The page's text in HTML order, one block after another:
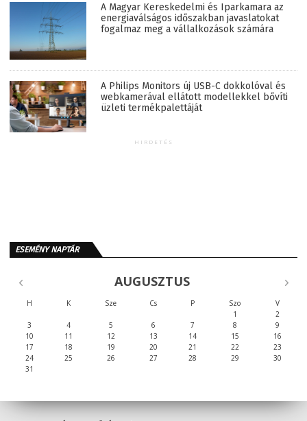
A Magyar Kereskedelmi és Iparkamara az
energiaválságos időszakban javaslatokat
fogalmaz meg a vállalkozások számára
A Philips Monitors új USB-C dokkolóval és
webkamerával ellátott modellekkel bővíti
üzleti termékpalettáját
HIRDETÉS
ESEMÉNY NAPTÁR
AUGUSZTUS
H K Sze Cs P Szo
V
1
2
3
4 5 6 7 8
9
10
11 12 13 14 15
16
17
18 19 20 21 22
23
24
25 26 27 28 29
30
31